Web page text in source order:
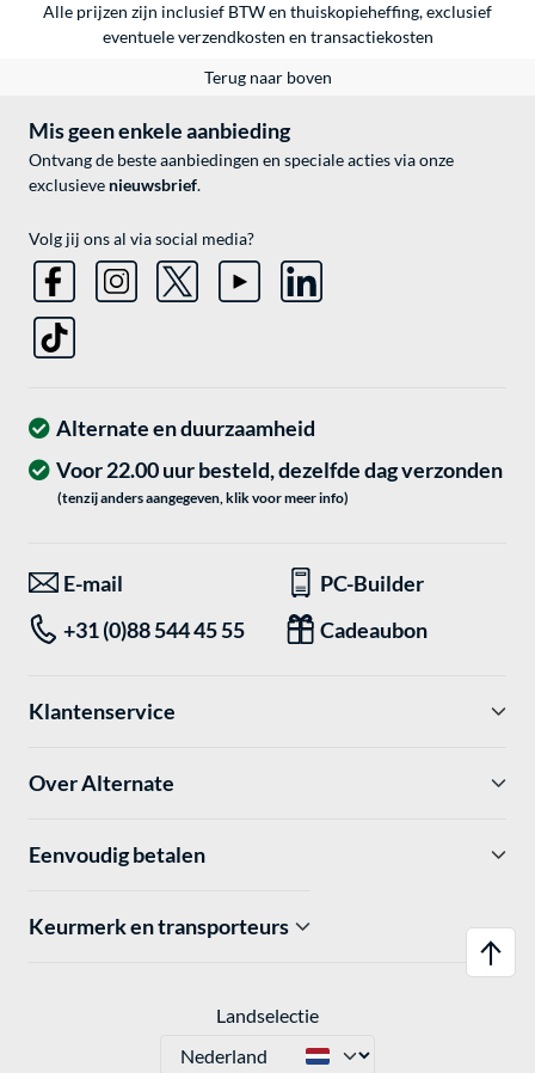
Alle prijzen zijn inclusief BTW en thuiskopieheffing, exclusief
eventueleverzendkosten en transactiekosten
Terug naar boven
Mis geen enkele aanbieding
Ontvang de beste aanbiedingen en speciale acties via onze
exclusieve nieuwsbrief.
Volg jij ons al via social media?
Alternate en duurzaamheid
Voor 22.00 uur besteld, dezelfde dag verzonden
(tenzij anders aangegeven, klik voor meer info)
E-mail
PC-Builder
+31 (0)88 544 45 55
Cadeaubon
Klantenservice
Over Alternate
Eenvoudig betalen
Keurmerk en transporteurs
Landselectie